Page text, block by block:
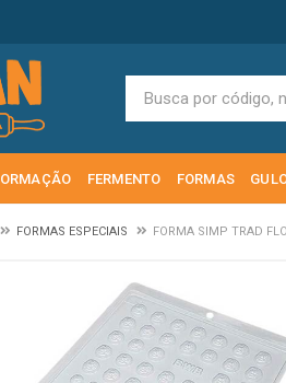
FERMENTO FORMAS
FORMAS ESPECIAIS FORMA SIMP TRAD